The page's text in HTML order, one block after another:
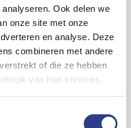
Ook delen we
onze site met onze
en analyse. Deze
combineren met andere
of die ze hebben
van hun services.
van de dag kan iemand
wijs je dan op en je
is er één te veel.”
relatiebeheer en polis-